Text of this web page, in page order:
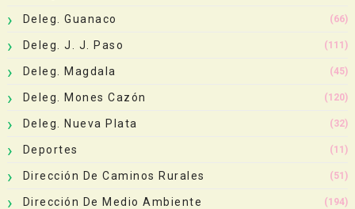
Deleg. Guanaco (66)
Deleg. J. J. Paso (111)
Deleg. Magdala (45)
Deleg. Mones Cazón (120)
Deleg. Nueva Plata (32)
Deportes (11)
Dirección De Caminos Rurales (51)
Dirección De Medio Ambiente (194)